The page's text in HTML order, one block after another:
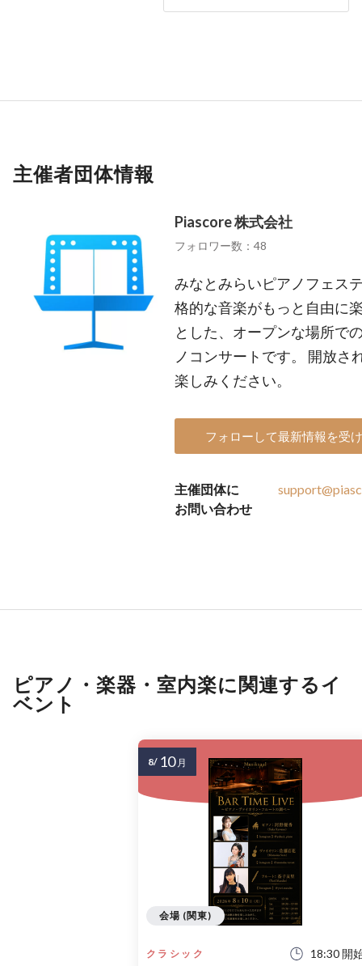
主催者団体情報
Piascore 株式会社
フォロワー数：48
みなとみらいピアノフェス
格的な音楽がもっと自由に
とした、オープンな場所で
ノコンサートです。 開放さ
楽しみください。
フォローして最新情報を受
主催団体に
お問い合わせ
ピアノ・楽器・室内楽に関連するイ
ベント
クラシック 18:30 開
会場 (関東)
8/ 10 月